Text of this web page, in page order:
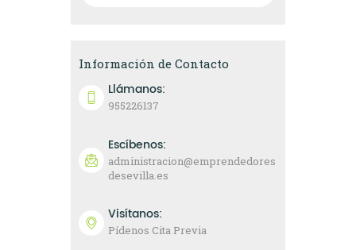
Información de Contacto
Llámanos:
955226137
Escíbenos:
administracion@emprendedores
desevilla.es
Visítanos:
Pídenos Cita Previa